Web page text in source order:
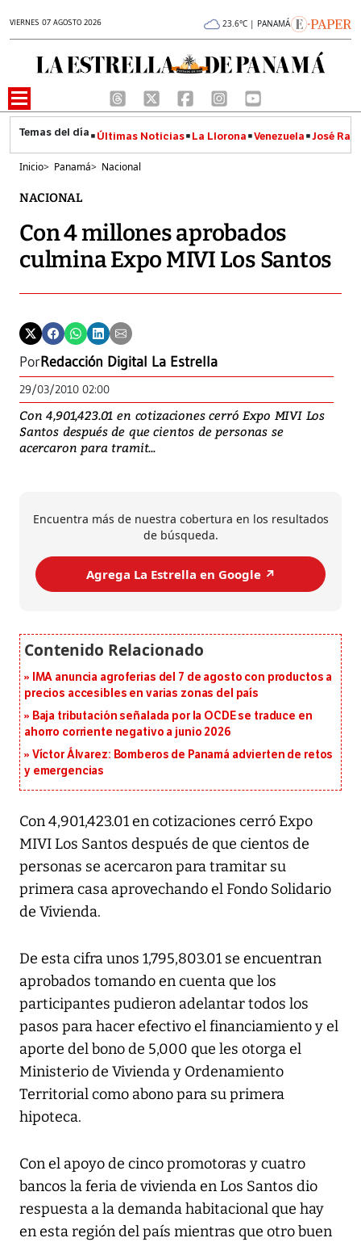
VIERNES 07 AGOSTO 2026 23.6°C | PANAMÁ
Últimas Noticias La Llorona Venezuela José
Inicio> Panamá> Nacional
NACIONAL
Con 4 millones aprobados
culmina Expo MIVI Los Santos
PorRedacción Digital La Estrella
29/03/2010 02:00
Con 4,901,423.01 en cotizaciones cerró Expo MIVI Los
Santos después de que cientos de personas se
acercaron para tramit...
Encuentra más de nuestra cobertura en los resultados
de búsqueda.
Agrega La Estrella en Google ↗️
IMA anuncia agroferias del 7 de agosto con productos a
precios accesibles en varias zonas del país
Baja tributación señalada por la OCDE se traduce en
ahorro corriente negativo a junio 2026
Víctor Álvarez: Bomberos de Panamá advierten de retos
y emergencias
Con 4,901,423.01 en cotizaciones cerró Expo
MIVI Los Santos después de que cientos de
personas se acercaron para tramitar su
primera casa aprovechando el Fondo Solidario
de Vivienda.
De esta cifra unos 1,795,803.01 se encuentran
aprobados tomando en cuenta que los
participantes pudieron adelantar todos los
pasos para hacer efectivo el financiamiento y el
aporte del bono de 5,000 que les otorga el
Ministerio de Vivienda y Ordenamiento
Territorial como abono para su primera
hipoteca.
Con el apoyo de cinco promotoras y cuatro
bancos la feria de vivienda en Los Santos dio
respuesta a la demanda habitacional que hay
en esta región del país mientras que otro buen